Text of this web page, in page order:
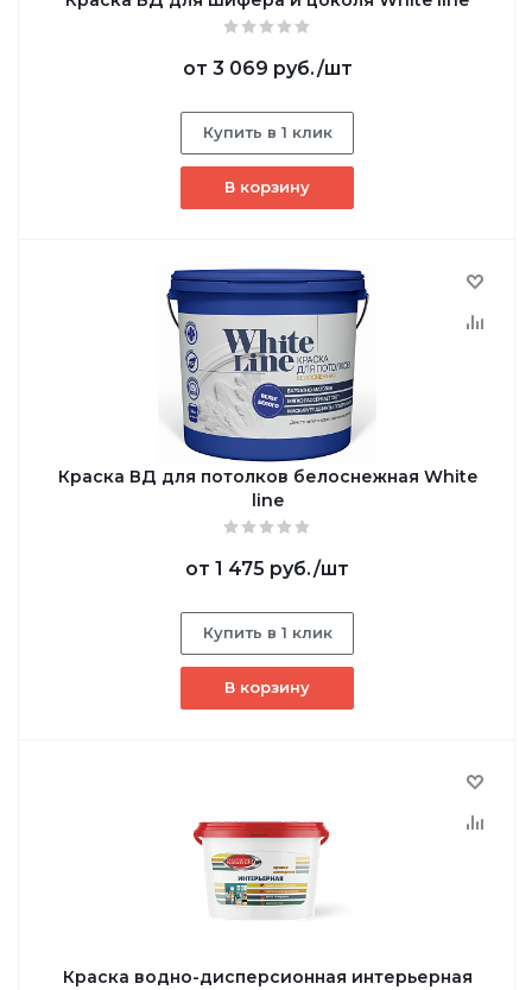
от 3 069 руб./шт
Купить в 1 клик
В корзину
Краска ВД для потолков белоснежная White
line
от 1 475 руб./шт
Купить в 1 клик
В корзину
Краска водно-дисперсионная интерьерная